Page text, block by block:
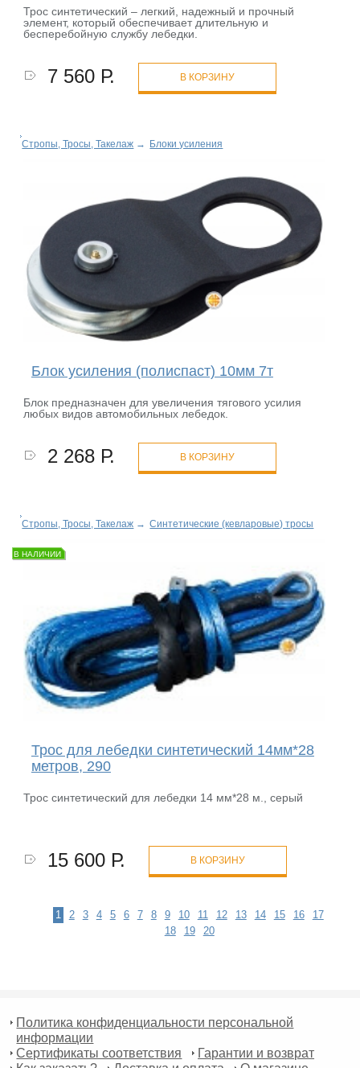
Трос синтетический – легкий, надежный и прочный
элемент, который обеспечивает длительную и
бесперебойную службу лебедки.
7 560 Р. В КОРЗИНУ
Стропы, Тросы, Такелаж → Блоки усиления
Блок усиления (полиспаст) 10мм 7т
Блок предназначен для увеличения тягового усилия
любых видов автомобильных лебедок.
2 268 Р. В КОРЗИНУ
Стропы, Тросы, Такелаж → Синтетические (кевларовые) тросы
В НАЛИЧИИ
Трос для лебедки синтетический 14мм*28
метров, 290
Трос синтетический для лебедки 14 мм*28 м., серый
15 600 Р. В КОРЗИНУ
1 2 3 4 5 6 7 8 9 10 11 12 13 14 15 16
17
18
19 20
Политика конфиденциальности персональной
информации
Сертификаты соответствия
Гарантии и возврат